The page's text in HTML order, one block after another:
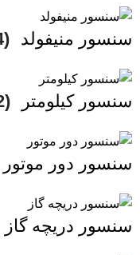
سنسور منیفولد (14)
سنسور کیلومتر (2)
سنسور دور موتور
سنسور دریچه گاز